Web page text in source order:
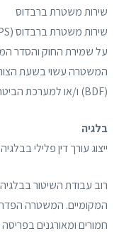
שירות משטרת ברבדוס
על שמירת החוק והסדר
המשטרה עשוי בשעת
(BDF) ו/או למערכת הביטחון האזורית לתמיכה נוספת.
בלגיה
ייצוג עורך דין פלילי בבלגיה
רוב עבודת השיטור
המקומיים. המשטרה
חמורים ומאורגנים